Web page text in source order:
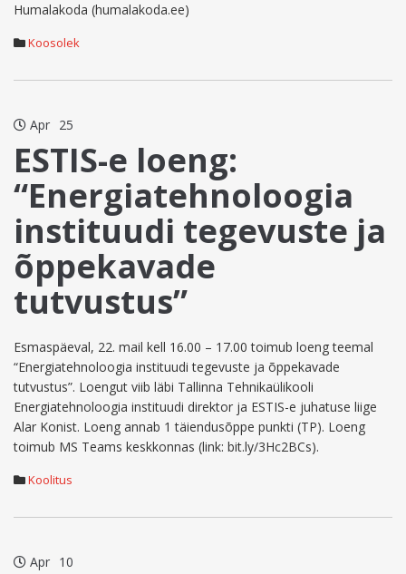
Humalakoda (humalakoda.ee)
Koosolek
Apr 25
ESTIS-e loeng:
“Energiatehnoloogia
instituudi tegevuste ja
õppekavade
tutvustus”
Esmaspäeval, 22. mail kell 16.00 – 17.00 toimub loeng teemal
“Energiatehnoloogia instituudi tegevuste ja õppekavade
tutvustus”. Loengut viib läbi Tallinna Tehnikaülikooli
Energiatehnoloogia instituudi direktor ja ESTIS-e juhatuse liige
Alar Konist. Loeng annab 1 täiendusõppe punkti (TP). Loeng
toimub MS Teams keskkonnas (link: bit.ly/3Hc2BCs).
Koolitus
Apr 10